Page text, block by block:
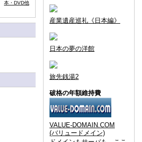
産業遺産巡礼《日本編》
日本の夢の洋館
旅先銭湯2
破格の年額維持費
VALUE-DOMAIN.COM
(バリュードメイン)
本・DVD他